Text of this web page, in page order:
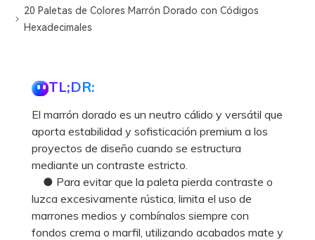
20 Paletas de Colores Marrón Dorado con Códigos
Hexadecimales
TL;DR:
El marrón dorado es un neutro cálido y versátil que
aporta estabilidad y sofisticación premium a los
proyectos de diseño cuando se estructura
mediante un contraste estricto.
● Para evitar que la paleta pierda contraste o
luzca excesivamente rústica, limita el uso de
marrones medios y combínalos siempre con
fondos crema o marfil, utilizando acabados mate y